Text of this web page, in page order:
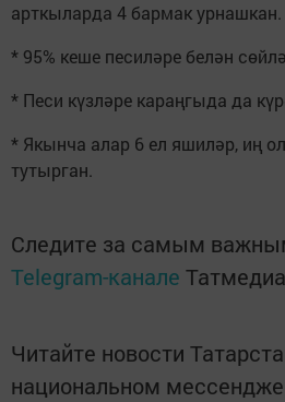
арткыларда 4 бармак урнашкан.
* 95% кеше песиләре белән
* Песи күзләре караңгыда да
* Якынча алар 6 ел яшиләр, иң
тутырган.
Следите за самым
Telegram-канале Татмедиа
Читайте новости
национальном